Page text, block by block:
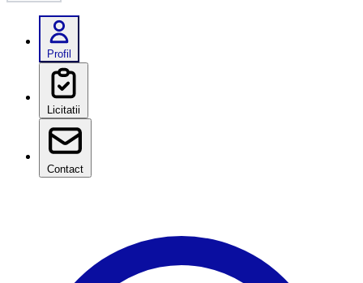
Profil
Licitatii
Contact